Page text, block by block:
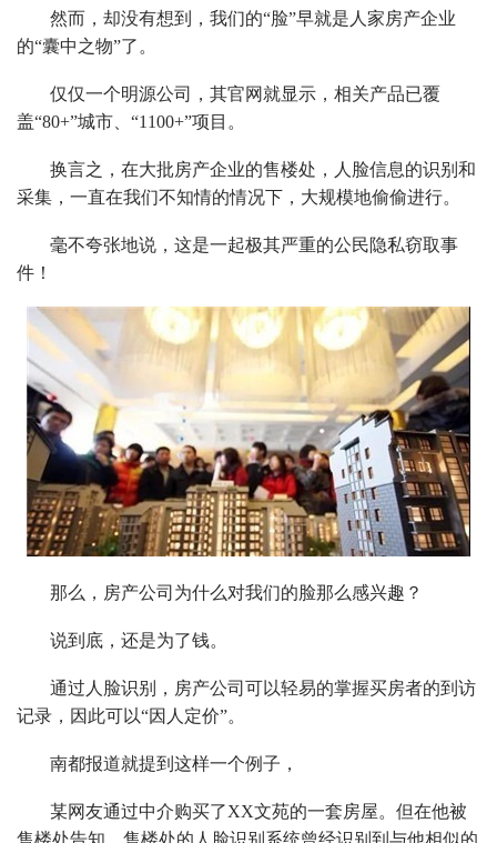
然而，却没有想到，我们的“脸”早就是人家房产企业
的“囊中之物”了。
仅仅一个明源公司，其官网就显示，相关产品已覆
盖“80+”城市、“1100+”项目。
换言之，在大批房产企业的售楼处，人脸信息的识别和
采集，一直在我们不知情的情况下，大规模地偷偷进行。
毫不夸张地说，这是一起极其严重的公民隐私窃取事
件！
那么，房产公司为什么对我们的脸那么感兴趣？
说到底，还是为了钱。
通过人脸识别，房产公司可以轻易的掌握买房者的到访
记录，因此可以“因人定价”。
南都报道就提到这样一个例子，
某网友通过中介购买了XX文苑的一套房屋。但在他被
售楼处告知，售楼处的人脸识别系统曾经识别到与他相似的